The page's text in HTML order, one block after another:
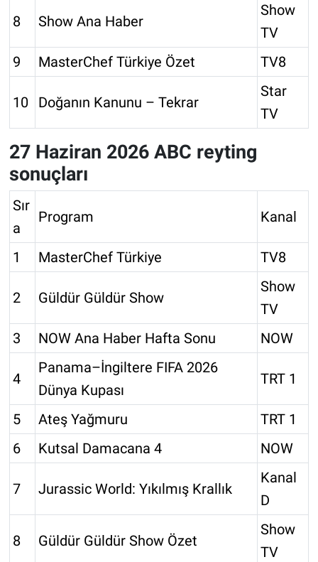
8 Show Ana Haber
Show
TV
9
MasterChef Türkiye Özet TV8
10 Doğanın Kanunu – Tekrar
Star
TV
27 Haziran 2026 ABC reyting
sonuçları
Sır
a
Program Kanal
1 MasterChef Türkiye TV8
2 Güldür Güldür Show
Show
TV
3
NOW Ana Haber Hafta Sonu NOW
4
Panama–İngiltere FIFA 2026
Dünya Kupası
TRT 1
5 Ateş Yağmuru
TRT 1
6
Kutsal Damacana 4 NOW
7 Jurassic World: Yıkılmış Krallık
Kanal
D
8 Güldür Güldür Show Özet
Show
TV